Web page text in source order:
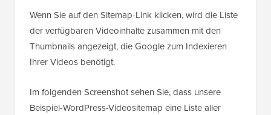
Wenn Sie auf den Sitemap-Link klicken, wird die Liste
der verfügbaren Videoinhalte zusammen mit den
Thumbnails angezeigt, die Google zum Indexieren
Ihrer Videos benötigt.
Im folgenden Screenshot sehen Sie, dass unsere
Beispiel-WordPress-Videositemap eine Liste aller